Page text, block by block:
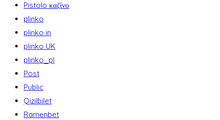
Pistolo καζίνο
plinko
plinko in
plinko UK
plinko_pl
Post
Public
Qizilbilet
Ramenbet